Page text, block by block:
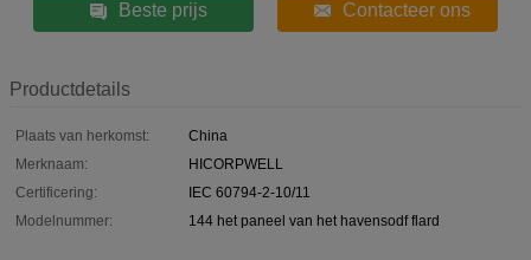
Beste prijs Contacteer ons
Productdetails
Plaats van herkomst:
China
Merknaam:
HICORPWELL
Certificering:
IEC 60794-2-10/11
Modelnummer:
144 het paneel van het havensodf flard